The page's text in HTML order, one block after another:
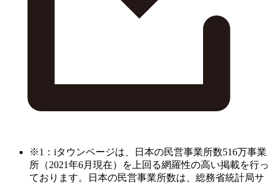
※1：iタウンページは、日本の民営事業所数516万事業
所（2021年6月現在）を上回る網羅性の高い掲載を行っ
ております。日本の民営事業所数は、総務省統計局サ